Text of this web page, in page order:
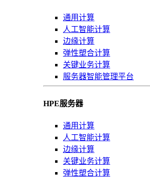
通用计算
人工智能计算
边缘计算
弹性塑合计算
关键业务计算
服务器智能管理平台
HPE服务器
通用计算
人工智能计算
边缘计算
关键业务计算
弹性塑合计算